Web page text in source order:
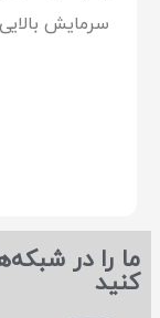
سرمایش
ما را در
کنید